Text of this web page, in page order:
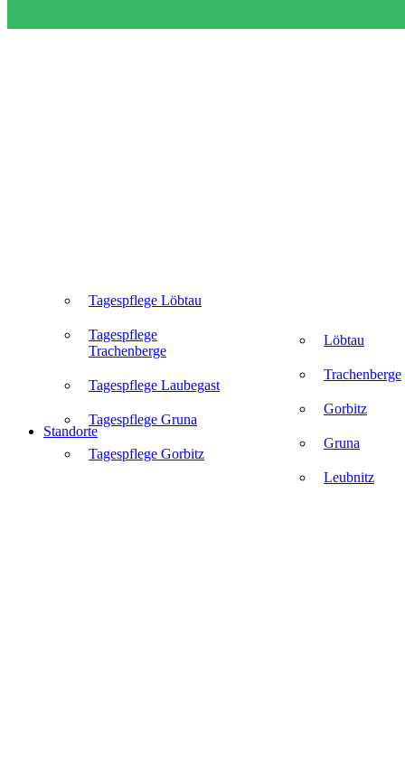
Tagespflege Löbtau
Tagespflege
Trachenberge
Tagespflege Laubegast
Tagespflege Gruna
Tagespflege Gorbitz
Löbtau
Trachenberge
Gorbitz
Gruna
Leubnitz
Standorte